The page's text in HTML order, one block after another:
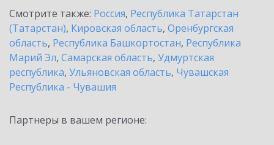
Смотрите также: Россия, Республика Татарстан
(Татарстан), Кировская область, Оренбургская
область, Республика Башкортостан, Республика
Марий Эл, Самарская область, Удмуртская
республика, Ульяновская область, Чувашская
Республика - Чувашия
Партнеры в вашем регионе: